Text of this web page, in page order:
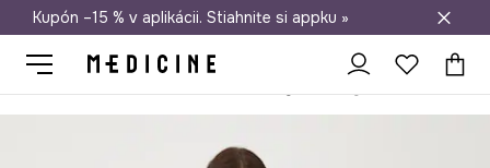
Doprava zadarmo od 50 €
Kupón –15 % v aplikácii. Stiahnite si appku »